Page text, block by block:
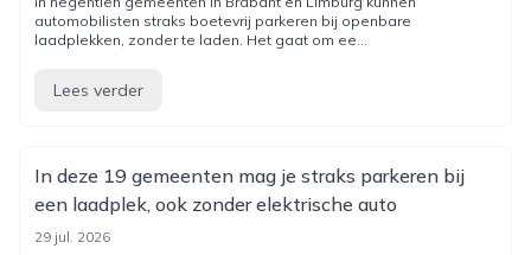
automobilisten straks boetevrij parkeren bij openbare
laadplekken, zonder te laden. Het gaat om ee...
Lees verder
In deze 19 gemeenten mag je straks parkeren bij
een laadplek, ook zonder elektrische auto
29 jul. 2026